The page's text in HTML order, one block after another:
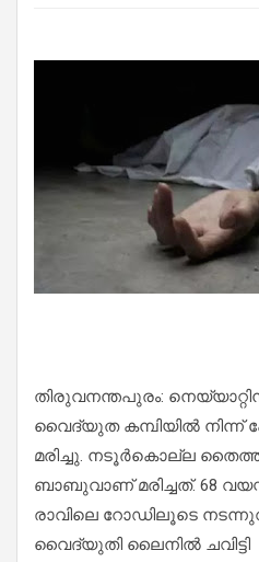
തിരുവനന്തപുരം:
വൈദ്യുത കമ്പിയിൽ നിന്ന്
മരിച്ചു. നടൂർകൊല്ല
ബാബുവാണ് മരിച്ചത്. 68
രാവിലെ റോഡിലൂടെ
വൈദ്യുതി ലൈനിൽ ചവിട്ടി